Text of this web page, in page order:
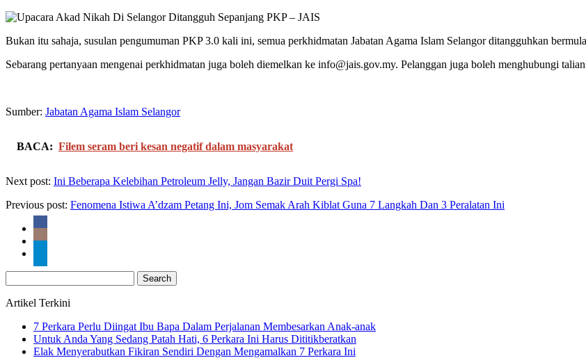
Bukan itu sahaja, susulan pengumuman PKP 3.0 kali ini, semua perkhidmatan Jabatan Agama Islam Selangor ditangguhkan
Sebarang pertanyaan mengenai perkhidmatan juga boleh diemelkan ke info@jais.gov.my. Pelanggan juga boleh menghubungi
Sumber: Jabatan Agama Islam Selangor
BACA: Filem seram beri kesan negatif dalam masyarakat
Next post: Ini Beberapa Kelebihan Petroleum Jelly, Jangan Bazir Duit Pergi Spa!
Previous post: Fenomena Istiwa A’dzam Petang Ini, Jom Semak Arah Kiblat Guna 7 Langkah Dan 3 Peralatan Ini
for:
Artikel Terkini
7 Perkara Perlu Diingat Ibu Bapa Dalam Perjalanan Membesarkan Anak-anak
Untuk Anda Yang Sedang Patah Hati, 6 Perkara Ini Harus Dititikberatkan
Elak Menyerabutkan Fikiran Sendiri Dengan Mengamalkan 7 Perkara Ini